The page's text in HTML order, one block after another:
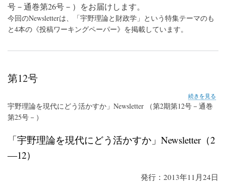
号－通巻第26号－）をお届けします。
今回のNewsletterは、「宇野理論と財政学」という特集テーマのも
と4本の《投稿ワーキングペーパー》を掲載しています。
第12号
第
12
号
続きを見る
宇野理論を現代にどう活かすか」Newsletter （第2期第12号－通巻
第25号－）
「宇野理論を現代にどう活かすか」Newsletter（2
―12）
発行：2013年11月24日